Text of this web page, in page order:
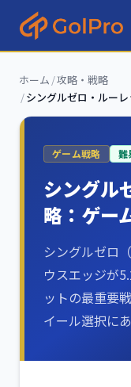
ホーム /攻略・戦略
/シングルゼロ・ルー
ゲーム戦略 難
シングル
略：ゲー
シングルゼロ
ウスエッジが
ットの最重要
イール選択にあ